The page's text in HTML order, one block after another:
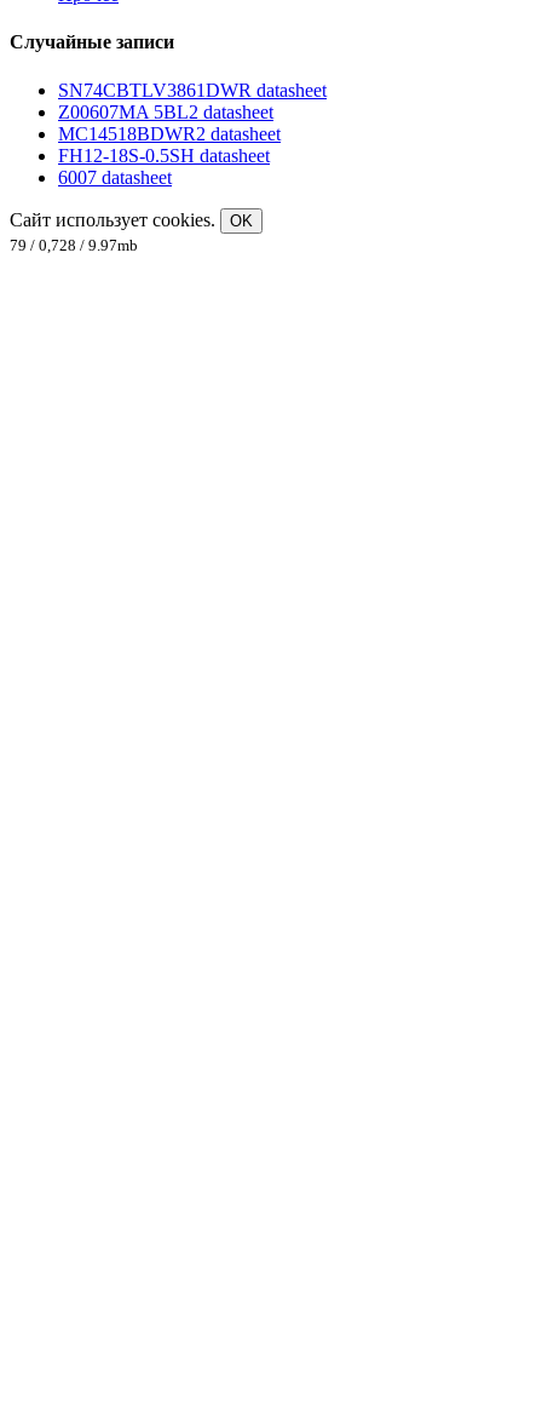
Случайные записи
SN74CBTLV3861DWR datasheet
Z00607MA 5BL2 datasheet
MC14518BDWR2 datasheet
FH12-18S-0.5SH datasheet
6007 datasheet
Сайт использует cookies.
OK
79 / 0,728 / 9.97mb